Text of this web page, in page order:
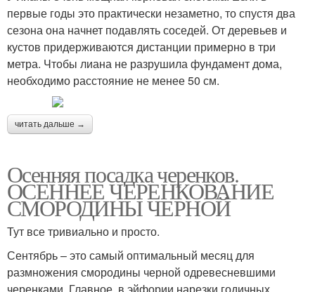
первые годы это практически незаметно, то спустя два
сезона она начнет подавлять соседей. От деревьев и
кустов придерживаются дистанции примерно в три
метра. Чтобы лиана не разрушила фундамент дома,
необходимо расстояние не менее 50 см.
читать дальше →
Осенняя посадка черенков.
ОСЕННЕЕ ЧЕРЕНКОВАНИЕ
СМОРОДИНЫ ЧЕРНОЙ
Тут все тривиально и просто.
Сентябрь – это самый оптимальный месяц для
размножения смородины черной одревесневшими
черенками. Главное, в эйфории нарезки годичных